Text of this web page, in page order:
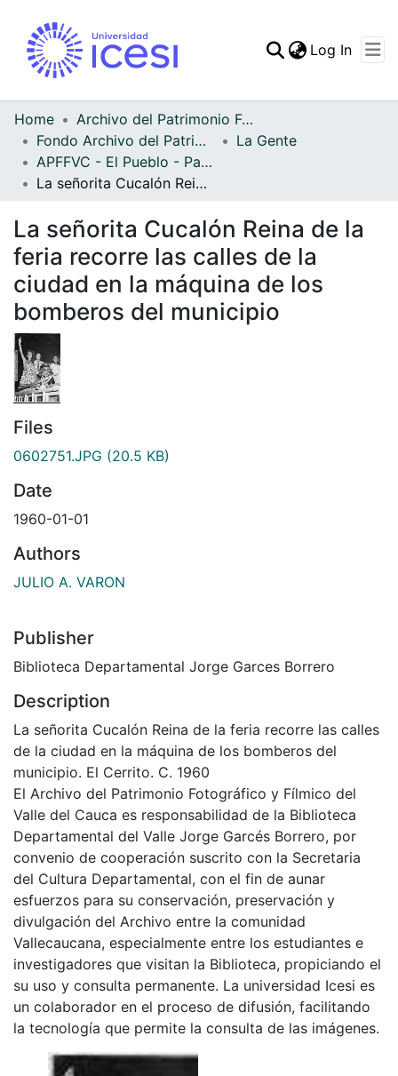
Statistics
Log In
Home
Archivo del Patrimonio Fotográfico y Fílmico del Valle del Cauca
Fondo Archivo del Patrimonio Fotográfico y Fílmico del Valle del Cauca
La Gente
APFFVC - El Pueblo - Patrimonial
La señorita Cucalón Reina de la feria recorre las calles de la ciudad en la máquina de los bomberos del municipio
La señorita Cucalón Reina de la
feria recorre las calles de la
ciudad en la máquina de los
bomberos del municipio
Files
0602751.JPG (20.5 KB)
Date
1960-01-01
Authors
JULIO A. VARON
Publisher
Biblioteca Departamental Jorge Garces Borrero
Description
La señorita Cucalón Reina de la feria recorre las calles
de la ciudad en la máquina de los bomberos del
municipio. El Cerrito. C. 1960
El Archivo del Patrimonio Fotográfico y Fílmico del
Valle del Cauca es responsabilidad de la Biblioteca
Departamental del Valle Jorge Garcés Borrero, por
convenio de cooperación suscrito con la Secretaria
del Cultura Departamental, con el fin de aunar
esfuerzos para su conservación, preservación y
divulgación del Archivo entre la comunidad
Vallecaucana, especialmente entre los estudiantes e
investigadores que visitan la Biblioteca, propiciando el
su uso y consulta permanente. La universidad Icesi es
un colaborador en el proceso de difusión, facilitando
la tecnología que permite la consulta de las imágenes.